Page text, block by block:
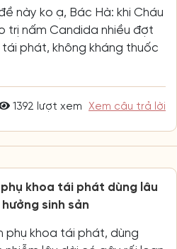
này ko ạ, Bác Hà: khi Cháu
trị nấm Candida nhiều đợt
phát, không kháng thuốc
1392 lượt xem Xem câu trả lời
khoa tái phát dùng lâu
sinh sản
phụ khoa tái phát, dùng